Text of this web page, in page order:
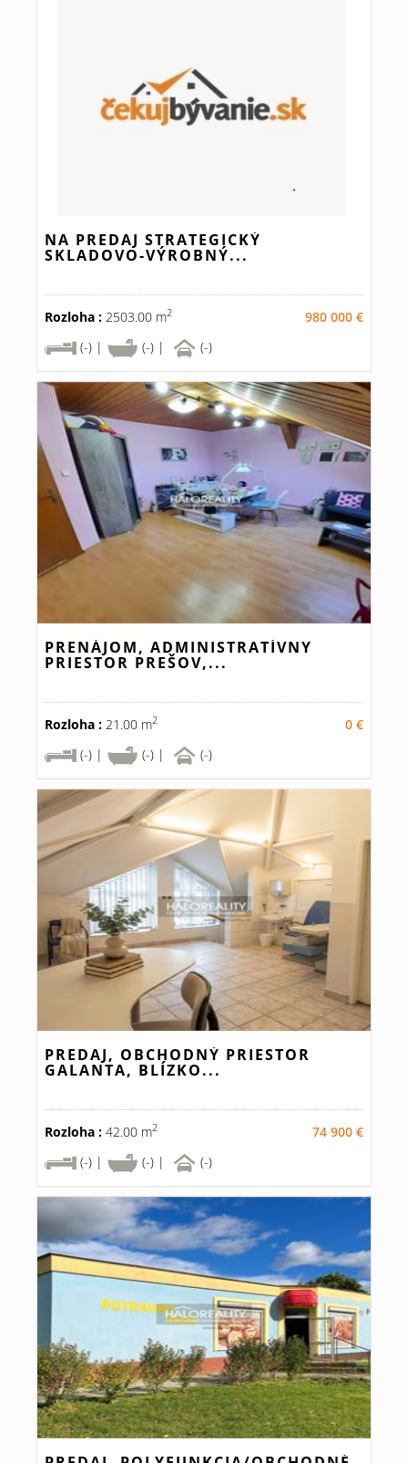
NA PREDAJ STRATEGICKÝ
SKLADOVO-VÝROBNÝ...
Rozloha : 2503.00 m2
980 000 €
(-) |
(-) | (-)
PRENÁJOM, ADMINISTRATÍVNY
PRIESTOR PREŠOV,...
Rozloha : 21.00 m2
0 €
(-) |
(-) | (-)
PREDAJ, OBCHODNÝ PRIESTOR
GALANTA, BLÍZKO...
Rozloha : 42.00 m2
74 900 €
(-) |
(-) | (-)